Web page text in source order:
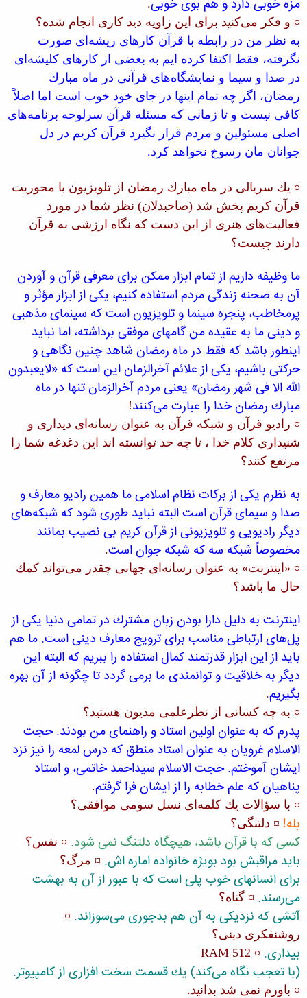
مزه خوبی دارد و هم بوی خوبی.
¤ و فكر می‌كنید برای این زاویه دید كاری انجام شده؟
به نظر من در رابطه با قرآن كارهای ریشه‌ای صورت
نگرفته، فقط اكتفا كرده ایم به بعضی از كارهای كلیشه‌ای
در صدا و سیما و نمایشگاه‌های قرآنی در ماه مبارك
رمضان، اگر چه تمام اینها در جای خود خوب است اما اصلاً
كافی نیست و تا زمانی كه مسئله قرآن سرلوحه برنامه‌های
اصلی مسئولین و مردم قرار نگیرد قرآن كریم در دل
جوانان مان رسوخ نخواهد كرد.
¤ یك سریالی در ماه مبارك رمضان از تلویزیون با محوریت
قرآن كریم پخش شد (صاحبدلان) نظر شما در مورد
فعالیت‌های هنری از این دست كه نگاه ارزشی به قرآن
دارند چیست؟
ما وظیفه داریم از تمام ابزار ممكن برای معرفی قرآن و آوردن
آن به صحنه زندگی مردم استفاده كنیم، یكی از ابزار مؤثر و
پرمخاطب، پنجره سینما و تلویزیون است كه سینمای مذهبی
و دینی ما به عقیده من گامهای موفقی برداشته، اما نباید
اینطور باشد كه فقط در ماه رمضان شاهد چنین نگاهی و
حركتی باشیم، یكی از علائم آخرالزمان این است كه «لایعبدون
الله الا فی شهر رمضان» یعنی مردم آخرالزمان تنها در ماه
مبارك رمضان خدا را عبارت می‌كنند!
¤ رادیو قرآن و شبكه قرآن به عنوان رسانه‌ای دیداری و
شنیداری كلام خدا ، تا چه حد توانسته اند این دغدغه شما را
مرتفع كنند؟
به نظرم یكی از بركات نظام اسلامی ما همین رادیو معارف و
صدا و سیمای قرآن است البته نباید طوری شود كه شبكه‌های
دیگر رادیویی و تلویزیونی از قرآن كریم بی نصیب بمانند
مخصوصاً شبكه سه كه شبكه جوان است.
¤ «اینترنت» به عنوان رسانه‌ای جهانی چقدر می‌تواند كمك
حال ما باشد؟
اینترنت به دلیل دارا بودن زبان مشترك در تمامی دنیا یكی از
پل‌های ارتباطی مناسب برای ترویج معارف دینی است. ما هم
باید از این ابزار قدرتمند كمال استفاده را ببریم كه البته این
دیگر به خلاقیت و توانمندی ما برمی گردد تا چگونه از آن بهره
بگیریم.
¤ به چه كسانی از نظرعلمی مدیون هستید؟
پدرم كه به عنوان اولین استاد و راهنمای من بودند. حجت
الاسلام غرویان به عنوان استاد منطق كه درس لمعه را نیز نزد
ایشان آموختم. حجت الاسلام سیداحمد خاتمی، و استاد
پناهیان كه علم خطابه را از ایشان فرا گرفتم.
¤ با سؤالات یك كلمه‌ای نسل سومی موافقی؟
بله! ¤ دلتنگی؟
كسی كه با قرآن باشد، هیچگاه دلتنگ نمی شود. ¤ نفس؟
باید مراقبش بود بویژه خانواده اماره اش. ¤ مرگ؟
برای انسانهای خوب پلی است كه با عبور از آن به بهشت
می‌رسند. ¤ گناه؟
آتشی كه نزدیكی به آن هم بدجوری می‌سوزاند. ¤
روشنفكری دینی؟
بیداری. ¤ RAM 512
(با تعجب نگاه می‌كند) یك قسمت سخت افزاری از كامپیوتر.
¤ باورم نمی شد بدانید.